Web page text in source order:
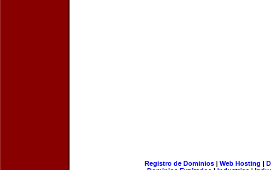
Registro de Dominios| Web Hosting |